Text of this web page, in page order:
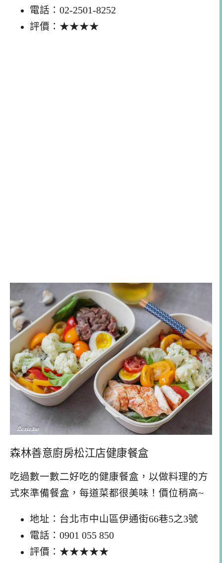
電話：02-2501-8252
評價：★★★★
森林善意廚房松江店健康餐盒
吃過數一數二好吃的健康餐盒，以做料理的方
式來準備餐盒，每道菜都很美味！價位稍高~
地址：台北市中山區伊通街66巷5之3號
電話：0901 055 850
評價：★★★★★